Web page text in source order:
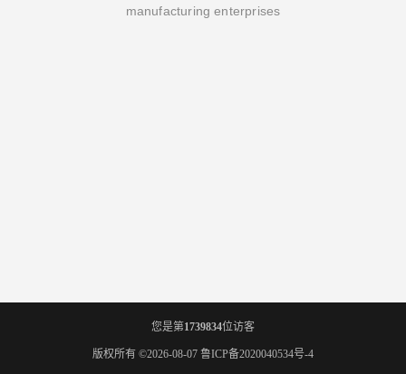
manufacturing enterprises
您是第1739834位访客
版权所有 ©2026-08-07 鲁ICP备2020040534号-4